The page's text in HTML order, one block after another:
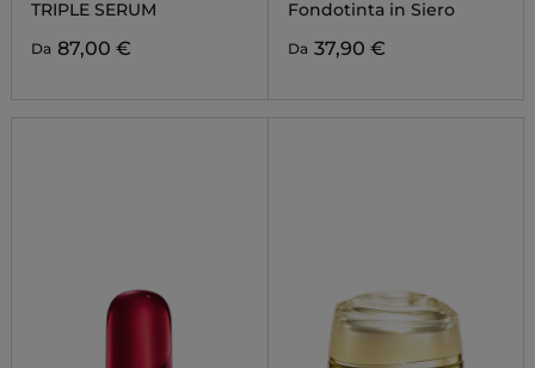
TRIPLE SERUM
Da 87,00 €
SERUM
Fondotinta in Siero
Da 37,90 €